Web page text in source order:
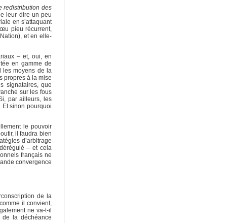
redistribution des
leur dire un peu
en s’attaquant
pieu récurrent,
et en elle-
– et, oui, en
en gamme de
les moyens de la
propres à la mise
signataires, que
sur les fous
par ailleurs, les
Et sinon pourquoi
le pouvoir
il faudra bien
d’arbitrage
– et cela
français ne
convergence
de la
il convient,
ne va-t-il
la déchéance